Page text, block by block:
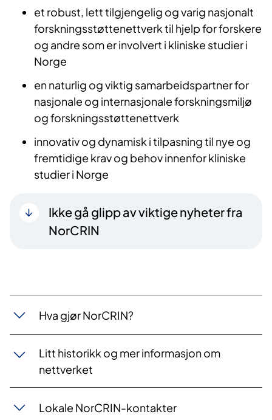
et robust, lett tilgjengelig og varig nasjonalt
forskningsstøttenettverk til hjelp for forskere
og andre som er involvert i kliniske studier i
Norge
en naturlig og viktig samarbeidspartner for
nasjonale og internasjonale forskningsmiljø
og forskningsstøttenettverk
innovativ og dynamisk i tilpasning til nye og
fremtidige krav og behov innenfor kliniske
studier i Norge
Ikke gå glipp av viktige nyheter fra
NorCRIN
Hva gjør NorCRIN?
Litt historikk og mer informasjon om
nettverket
Lokale NorCRIN-kontakter